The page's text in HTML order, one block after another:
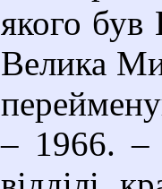
якого
Велика
– 1966. –